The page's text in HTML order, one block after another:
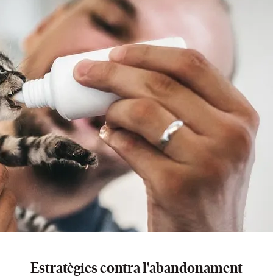
Estratègies contra l'abandonament